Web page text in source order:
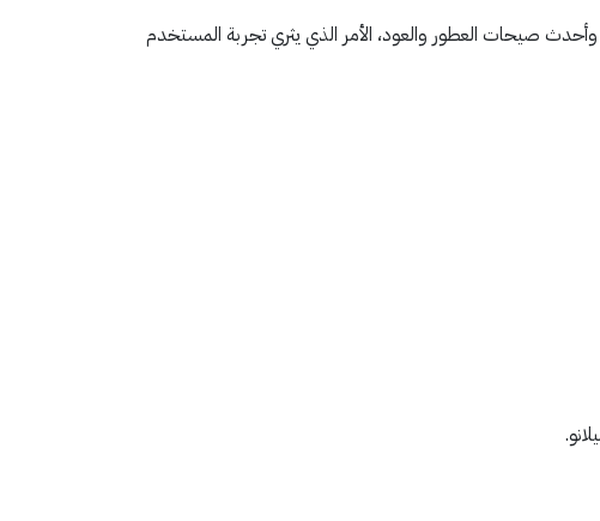
صيحات العطور والعود، الأمر الذي يثري تجربة المستخدم